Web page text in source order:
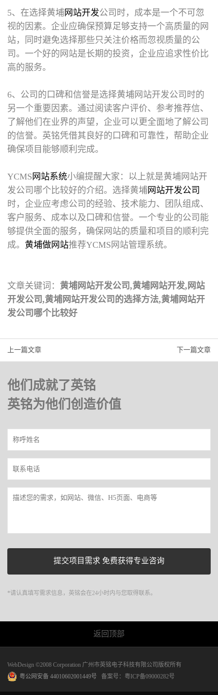
5、在选择黄埔网站开发公司时，成本是一个不可忽
视的因素。企业应确保预算足够支持一个高质量的网
站，同时避免选择那些只关注价格而忽视质量的公
司。一个好的网站是长期的投资，企业应追求性价比
高的服务。
6、公司的口碑和信誉是选择黄埔网站开发公司时的
另一个重要因素。通过阅读客户评价、参考推荐信、
了解他们在业界的声望，企业可以更全面地了解公司
的信誉。英铭凭借其良好的口碑和可靠性，帮助企业
确保项目能够顺利完成。
YCMS 网站系统小编提醒大家：以上就是黄埔网站开
发公司 哪个比较好的介绍。选择黄埔网站开发公司
时，企业应考虑公司的经验、技术能力、团队组成、
客户服务、成本以及口碑和信誉。一个专业的公司能
够提供全面的服务，确保网站的质量和项目的顺利完
成。 黄埔做网站推荐YCMS网站管理系统。
文章关键词： 黄埔网站开发公司,黄埔网站开发,网站
开发公司,黄埔网站开发公司的选择方法,黄埔网站开
发公司哪个比较好
上一篇文章 下一篇文章
他们成就了英铭
英铭为他们创造价值
*请认真填写需求信息，英铭会在24小时内与您取得联系。
返回顶部
WebDesign ©2008 Corporation 广州市英铭电子科技有限公司版权所有
粤公网安备 44010602001449号
备案号： 粤ICP备09000282号